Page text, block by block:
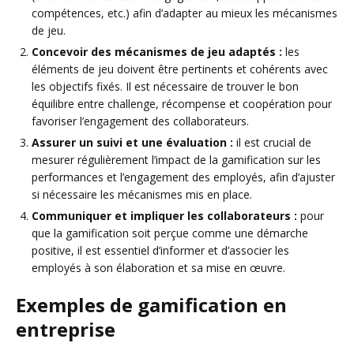
compétences, etc.) afin d’adapter au mieux les mécanismes
de jeu.
Concevoir des mécanismes de jeu adaptés : les
éléments de jeu doivent être pertinents et cohérents avec
les objectifs fixés. Il est nécessaire de trouver le bon
équilibre entre challenge, récompense et coopération pour
favoriser l’engagement des collaborateurs.
Assurer un suivi et une évaluation : il est crucial de
mesurer régulièrement l’impact de la gamification sur les
performances et l’engagement des employés, afin d’ajuster
si nécessaire les mécanismes mis en place.
Communiquer et impliquer les collaborateurs : pour
que la gamification soit perçue comme une démarche
positive, il est essentiel d’informer et d’associer les
employés à son élaboration et sa mise en œuvre.
Exemples de gamification en
entreprise